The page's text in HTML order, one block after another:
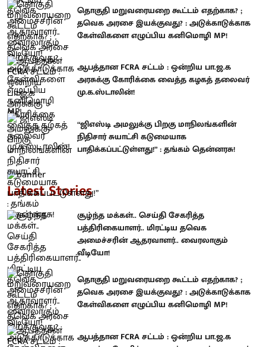
தொகுதி மறுவரையறை கூட்டம் எதற்காக? ;
தவெக அரசை இயக்குவது? : அடுக்காடுக்காக
கேள்விகளை எழுப்பிய கனிமொழி MP!
ஆபத்தான FCRA சட்டம் : ஒன்றிய பா.ஜ.க
அரசுக்கு கோரிக்கை வைத்த கழகத் தலைவர்
மு.க.ஸ்டாலின்!
“ஜிஎஸ்டி அமலுக்கு பிறகு மாநிலங்களின்
நிதிசார் சுயாட்சி கடுமையாக
பாதிக்கப்பட்டுள்ளது!” : தங்கம் தென்னரசு!
Latest Stories
சூழ்ந்த மக்கள்.. செய்தி சேகரித்த
பத்திரிகையாளர்.. மிரட்டிய தவெக
அமைச்சரின் ஆதரவாளர்.. வைரலாகும்
வீடியோ!
தொகுதி மறுவரையறை கூட்டம் எதற்காக? ;
தவெக அரசை இயக்குவது? : அடுக்காடுக்காக
கேள்விகளை எழுப்பிய கனிமொழி MP!
ஆபத்தான FCRA சட்டம் : ஒன்றிய பா.ஜ.க